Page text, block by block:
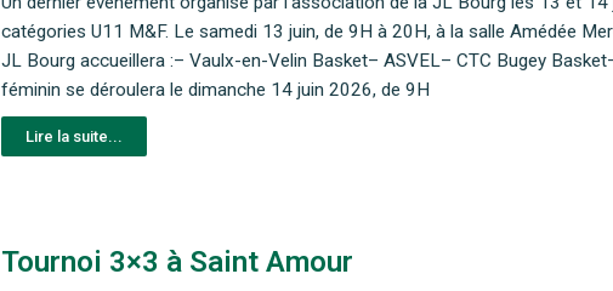
catégories U11 M&F. Le samedi 13 juin, de 9H à 20H, à la salle Amédée
JL Bourg accueillera :– Vaulx-en-Velin Basket– ASVEL– CTC Bugey
féminin se déroulera le dimanche 14 juin 2026, de 9H
Lire la suite...
Tournoi 3×3 à Saint Amour